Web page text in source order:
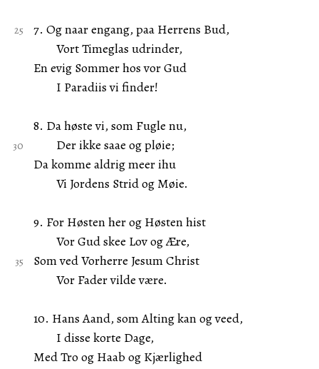
7. Og naar engang, paa Herrens Bud,
Vort Timeglas udrinder,
En evig Sommer hos vor Gud
I Paradiis vi finder!
8. Da høste vi, som Fugle nu,
Der ikke saae og pløie;
Da komme aldrig meer ihu
Vi Jordens Strid og Møie.
9. For Høsten her og Høsten hist
Vor Gud skee Lov og Ære,
Som ved Vorherre Jesum Christ
Vor Fader vilde være.
10. Hans Aand, som Alting kan og veed,
I disse korte Dage,
Med Tro og Haab og Kjærlighed